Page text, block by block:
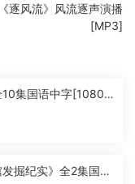
逐风流》风流逐声演播
[MP3]
集国语中字[1080
掘纪实》全2集国语